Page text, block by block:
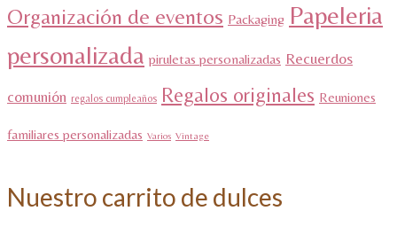
Organización de eventos Packaging Papeleria
personalizada piruletas personalizadas Recuerdos
comunión regalos cumpleaños Regalos originales Reuniones
familiares personalizadas Varios Vintage
Nuestro carrito de dulces